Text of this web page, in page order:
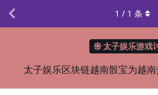
太子娱乐游戏
太子娱乐区块链越南骰宝为越
1 / 1 条